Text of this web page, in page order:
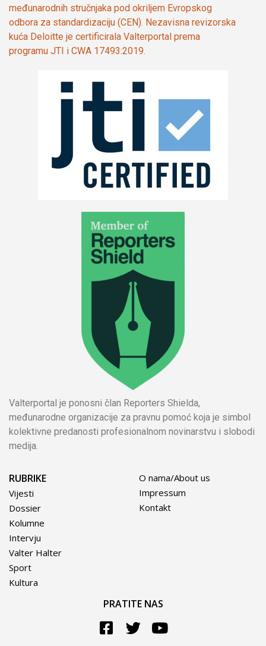
međunarodnih stručnjaka pod okriljem Evropskog
odbora za standardizaciju (CEN). Nezavisna revizorska
kuća Deloitte je certificirala Valterportal prema
programu JTI i CWA 17493:2019.
Valterportal je ponosni član Reporters Shielda,
međunarodne organizacije za pravnu pomoć koja je simbol
kolektivne predanosti profesionalnom novinarstvu i slobodi
medija.
RUBRIKE
Vijesti
Dossier
Kolumne
Intervju
Valter Halter
Sport
Kultura
O nama/About us
Impressum
Kontakt
PRATITE NAS